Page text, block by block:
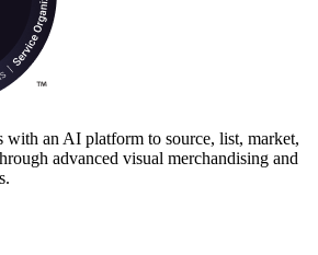
with an AI platform to source, list, market,
advanced visual merchandising and